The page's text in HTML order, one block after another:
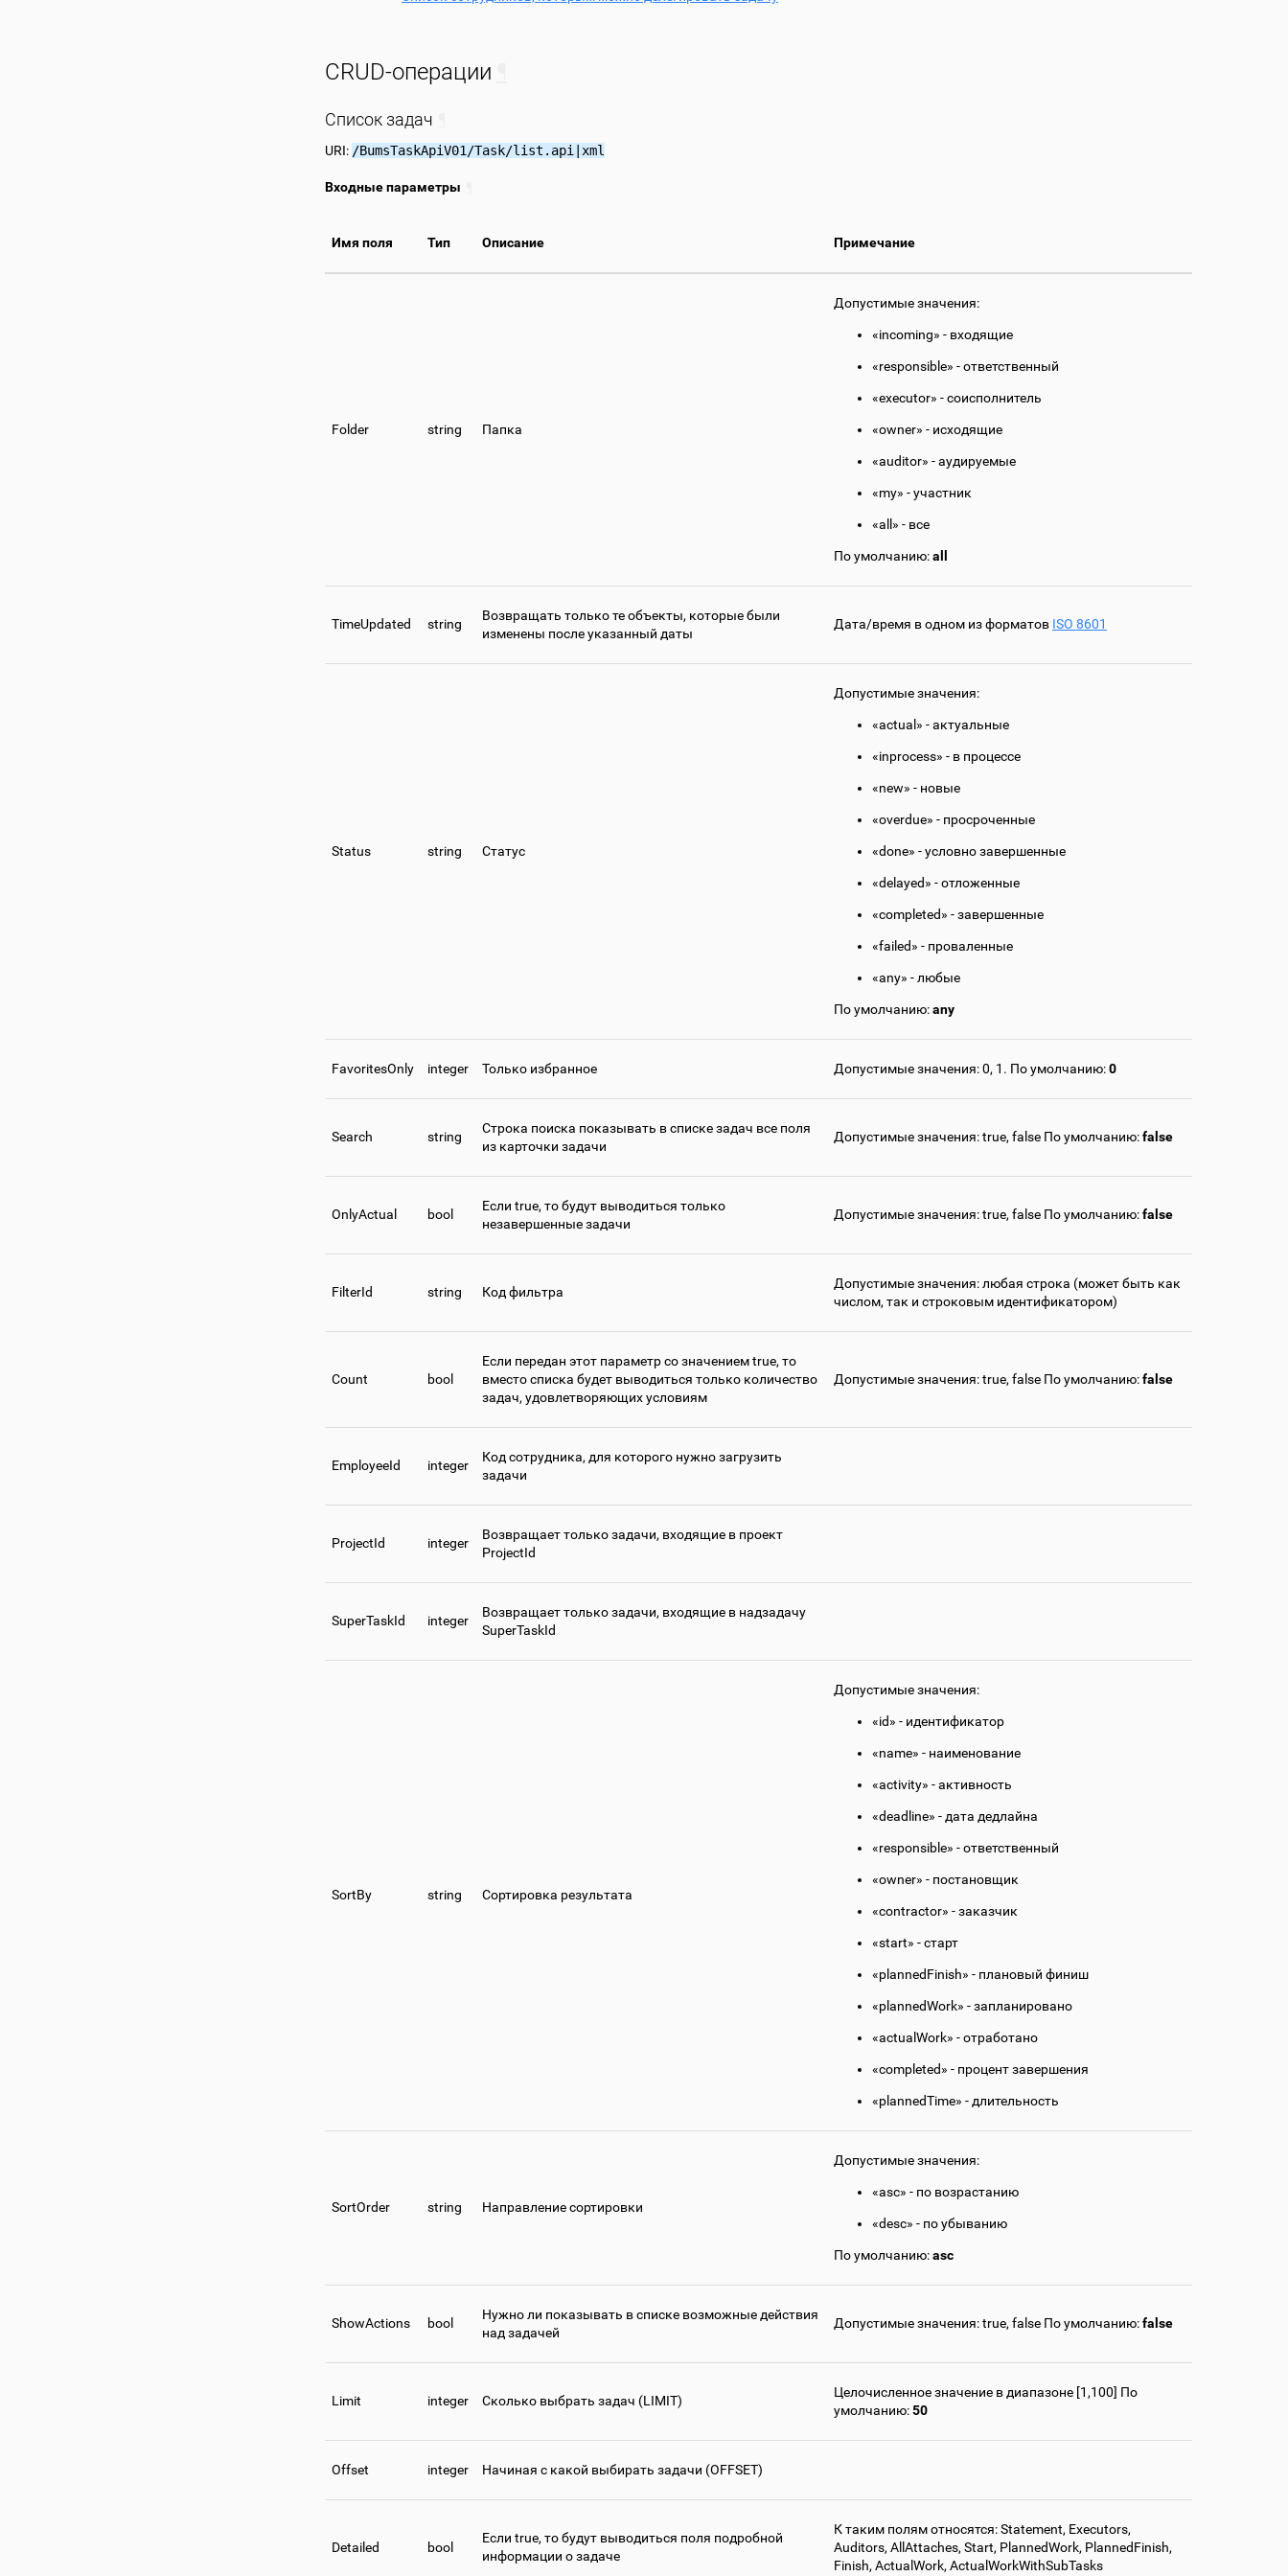
CRUD-операции
Список задач
URI: /BumsTaskApiV01/Task/list.api|xml
Входные параметры
Имя поля Тип Описание Примечание
Folder string Папка
Допустимые значения:
«incoming» - входящие
«responsible» - ответственный
«executor» - соисполнитель
«owner» - исходящие
«auditor» - аудируемые
«my» - участник
«all» - все
По умолчанию:all
TimeUpdated string
Возвращать только те объекты, которые были
изменены после указанный даты
Дата/время в одном из форматов ISO 8601
Status string Статус
Допустимые значения:
«actual» - актуальные
«inprocess» - в процессе
«new» - новые
«overdue» - просроченные
«done» - условно завершенные
«delayed» - отложенные
«completed» - завершенные
«failed» - проваленные
«any» - любые
По умолчанию:any
FavoritesOnly integer Только избранное Допустимые значения: 0, 1. По умолчанию:0
Search string
Строка поиска показывать в списке задач все поля
из карточки задачи
Допустимые значения: true, false По умолчанию:false
OnlyActual bool
Если true, то будут выводиться только
незавершенные задачи
Допустимые значения: true, false По умолчанию:false
FilterId string Код фильтра
Допустимые значения: любая строка (может быть как
числом, так и строковым идентификатором)
Count bool
Если передан этот параметр со значением true, то
вместо списка будет выводиться только количество
задач, удовлетворяющих условиям
Допустимые значения: true, false По умолчанию:false
EmployeeId integer
Код сотрудника, для которого нужно загрузить
задачи
ProjectId integer
Возвращает только задачи, входящие в проект
ProjectId
SuperTaskId integer
Возвращает только задачи, входящие в надзадачу
SuperTaskId
SortBy string Сортировка результата
Допустимые значения:
«id» - идентификатор
«name» - наименование
«activity» - активность
«deadline» - дата дедлайна
«responsible» - ответственный
«owner» - постановщик
«contractor» - заказчик
«start» - старт
«plannedFinish» - плановый финиш
«plannedWork» - запланировано
«actualWork» - отработано
«completed» - процент завершения
«plannedTime» - длительность
SortOrder string Направление сортировки
Допустимые значения:
«asc» - по возрастанию
«desc» - по убыванию
По умолчанию:asc
ShowActions bool
Нужно ли показывать в списке возможные действия
над задачей
Допустимые значения: true, false По умолчанию:false
Limit integer Сколько выбрать задач (LIMIT)
Целочисленное значение в диапазоне [1,100] По
умолчанию:50
Offset integer Начиная с какой выбирать задачи (OFFSET)
Detailed bool
Если true, то будут выводиться поля подробной
информации о задаче
К таким полям относятся: Statement, Executors,
Auditors, AllAttaches, Start, PlannedWork, PlannedFinish,
Finish, ActualWork, ActualWorkWithSubTasks